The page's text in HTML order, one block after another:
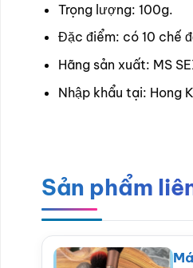
Trọng lượng: 100g.
Đặc điểm: có 10 chế
Hãng sản xuất: MS
Nhập khẩu tại: Hong
Sản phẩm